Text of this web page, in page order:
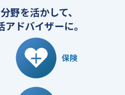
野を活かして、
ドバイザーに。
保険